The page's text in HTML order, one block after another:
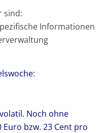
sind:
Informationen
Noch ohne
bzw. 23 Cent pro